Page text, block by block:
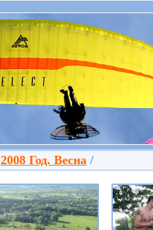
2008 Год. Весна /